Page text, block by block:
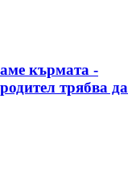
кърмата -
трябва да